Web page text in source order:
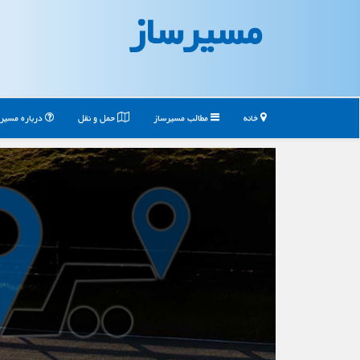
مسیرساز
خانه مطالب مسیرساز حمل و نقل درباره